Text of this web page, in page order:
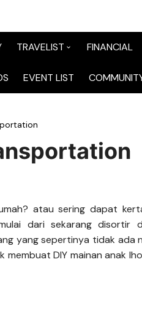
TRAVELIST
TraveList Sumatera
TraveList Jawa
TraveList Overseas
FINANCIAL
EVENT LIST
atau sering dapat
dari sekarang disortir
yang sepertinya tidak ada
DIY mainan anak